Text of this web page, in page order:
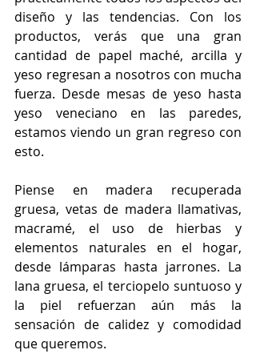
diseño y las tendencias. Con los
productos, verás que una gran
cantidad de papel maché, arcilla y
yeso regresan a nosotros con mucha
fuerza. Desde mesas de yeso hasta
yeso veneciano en las paredes,
estamos viendo un gran regreso con
esto.
Piense en madera recuperada
gruesa, vetas de madera llamativas,
macramé, el uso de hierbas y
elementos naturales en el hogar,
desde lámparas hasta jarrones. La
lana gruesa, el terciopelo suntuoso y
la piel refuerzan aún más la
sensación de calidez y comodidad
que queremos.